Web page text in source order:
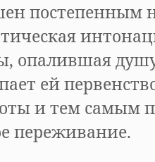
постепенным
опалившая
ей
и тем самым
переживание.